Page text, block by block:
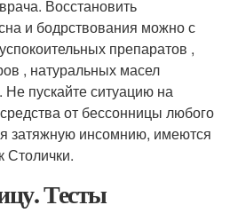
Восстановить
и бодрствования можно с
препаратов ,
, натуральных масел
пускайте ситуацию на
от бессонницы любого
затяжную инсомнию, имеются
Столички.
Тесты